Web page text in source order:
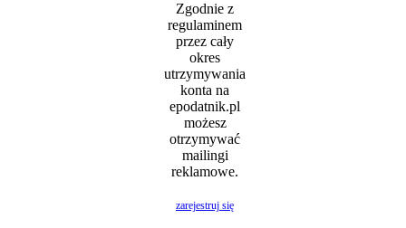
Zgodnie z
regulaminem
przez cały
okres
utrzymywania
konta na
epodatnik.pl
możesz
otrzymywać
mailingi
reklamowe.
zarejestruj się